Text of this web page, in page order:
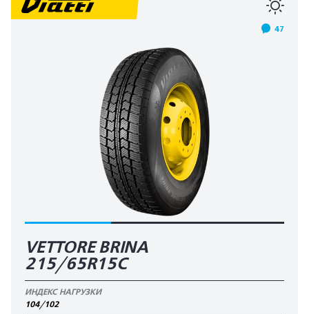
47
VETTORE BRINA
215/65R15C
ИНДЕКС НАГРУЗКИ
104/102